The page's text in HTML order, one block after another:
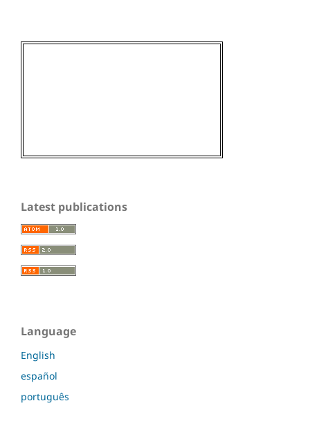
Latest publications
Language
English
español
português